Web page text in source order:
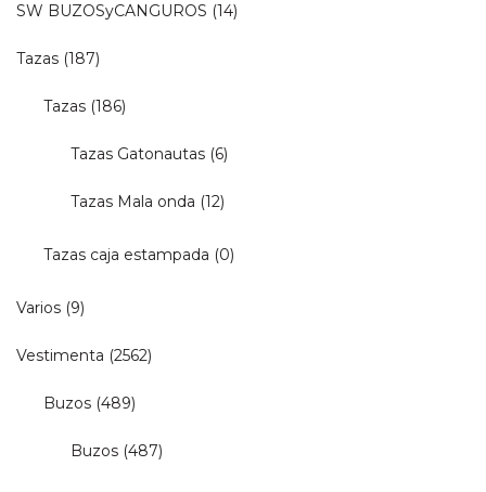
SW BUZOSyCANGUROS (14)
Tazas (187)
Tazas (186)
Tazas Gatonautas (6)
Tazas Mala onda (12)
Tazas caja estampada (0)
Varios (9)
Vestimenta (2562)
Buzos (489)
Buzos (487)